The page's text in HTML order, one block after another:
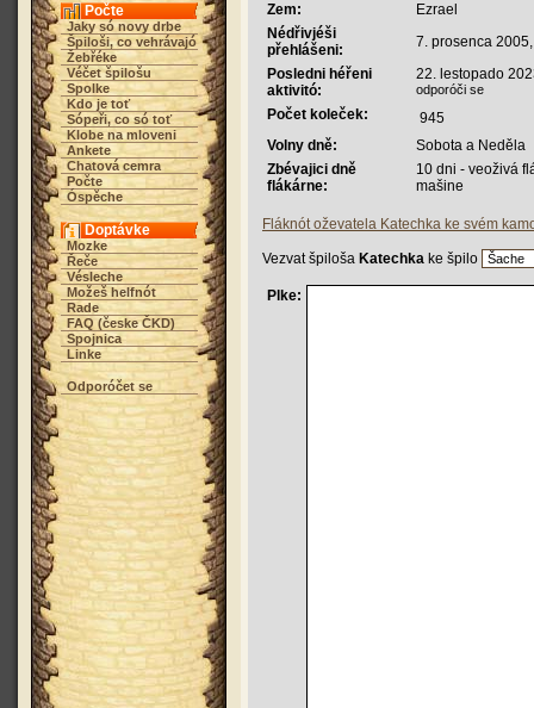
Počte
Jaky só novy drbe
Špiloši, co vehrávajó
Žebřéke
Véčet špilošu
Spolke
Kdo je toť
Sópeři, co só toť
Klobe na mloveni
Ankete
Chatová cemra
Počte
Óspěche
Doptávke
Mozke
Řeče
Vésleche
Možeš helfnót
Rade
FAQ (česke ČKD)
Spojnica
Linke
Odporóčet se
Zem:
Ezrael
Nédřivjéši
přehlášeni:
7. prosenca
Posledni héřeni
aktivitó:
22. lestopado
odporóči se
Počet koleček:
945
Volny dně:
Sobota a Neděla
Zbévajici dně
flákárne:
10 dni - veoživá
mašine
Fláknót oževatela Katechka ke svém
Vezvat špiloša Katechka ke špilo
Plke: